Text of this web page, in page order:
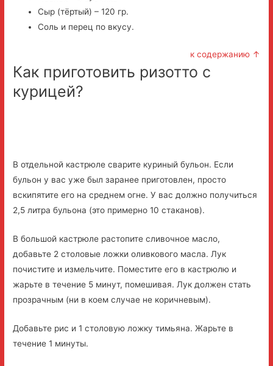
Сыр (тёртый) – 120 гр.
Соль и перец по вкусу.
к содержанию ↑
Как приготовить ризотто с
курицей?
В отдельной кастрюле сварите куриный бульон. Если
бульон у вас уже был заранее приготовлен, просто
вскипятите его на среднем огне. У вас должно получиться
2,5 литра бульона (это примерно 10 стаканов).
В большой кастрюле растопите сливочное масло,
добавьте 2 столовые ложки оливкового масла. Лук
почистите и измельчите. Поместите его в кастрюлю и
жарьте в течение 5 минут, помешивая. Лук должен стать
прозрачным (ни в коем случае не коричневым).
Добавьте рис и 1 столовую ложку тимьяна. Жарьте в
течение 1 минуты.